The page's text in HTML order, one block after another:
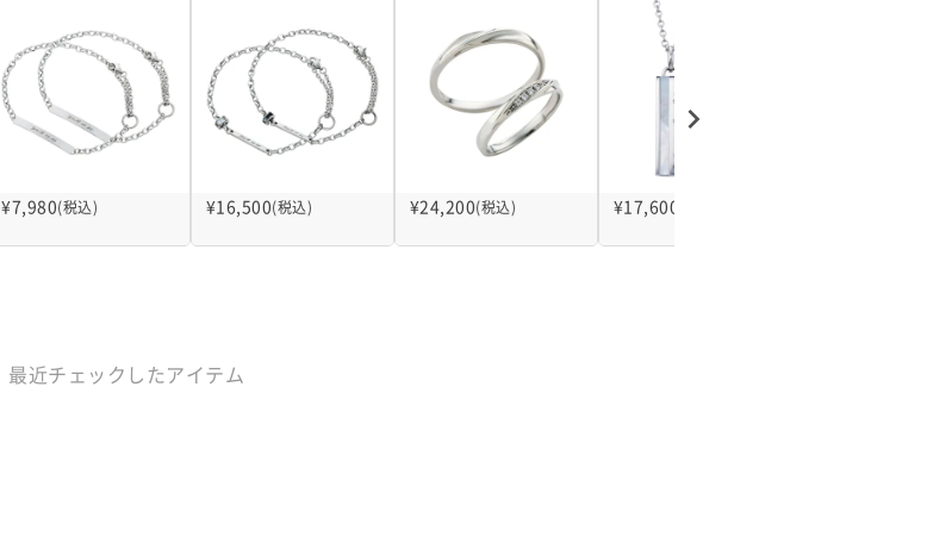
¥7,980(税込) ¥16,500(税込) ¥24,200(税込) ¥17,600
最近チェックしたアイテム